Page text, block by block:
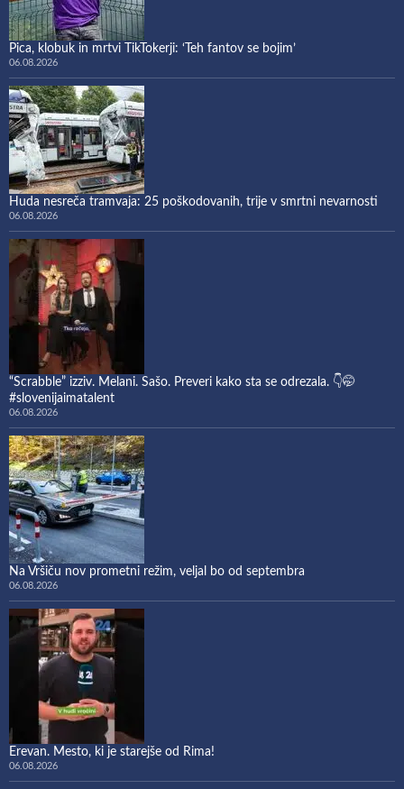
Pica, klobuk in mrtvi TikTokerji: ‘Teh fantov se bojim’
06.08.2026
Huda nesreča tramvaja: 25 poškodovanih, trije v smrtni nevarnosti
06.08.2026
“Scrabble” izziv. Melani. Sašo. Preveri kako sta se odrezala. 👇🤭
#slovenijaimatalent
06.08.2026
Na Vršiču nov prometni režim, veljal bo od septembra
06.08.2026
Erevan. Mesto, ki je starejše od Rima!
06.08.2026